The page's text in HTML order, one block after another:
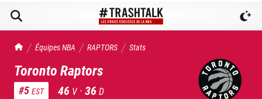
TrashTalk Actu NBA
Équipes NBA RAPTORS Stats
Toronto Raptors
#5 EST 46 V ·36 D